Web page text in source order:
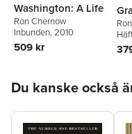
Washington: A Life
Ron Chernow
Inbunden, 2010
509 kr
Du kanske också